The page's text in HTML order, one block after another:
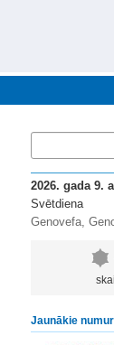
novadu un
2026. gada 9.
Svētdiena
Genovefa,
Jaunākie